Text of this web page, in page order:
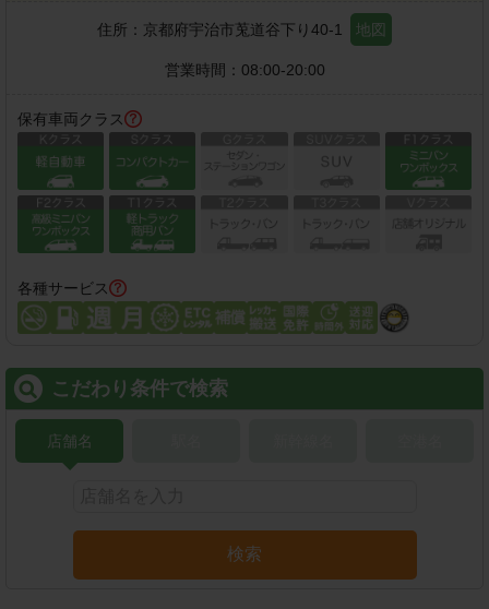
住所： 京都府宇治市莵道谷下り40-1 地図
営業時間： 08:00-20:00
保有車両クラス
各種サービス
こだわり条件で検索
店舗名
検索